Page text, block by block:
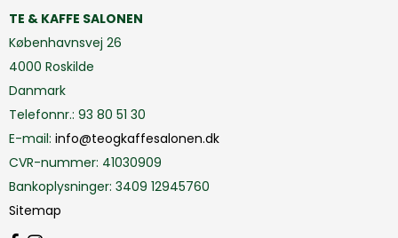
TE & KAFFE SALONEN
Københavnsvej 26
4000 Roskilde
Danmark
Telefonnr.: 93 80 51 30
E-mail: info@teogkaffesalonen.dk
CVR-nummer: 41030909
Bankoplysninger: 3409 12945760
Sitemap